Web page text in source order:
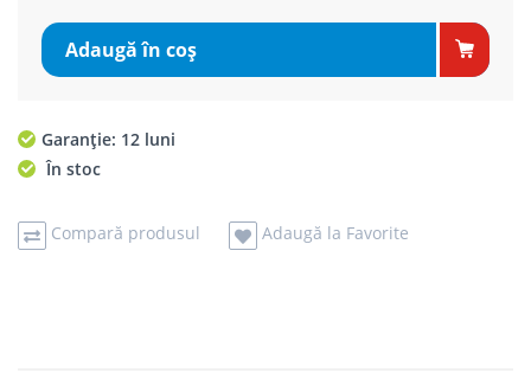
Adaugă în coş
Garanție: 12 luni
În stoc
Compară produsul Adaugă la Favorite